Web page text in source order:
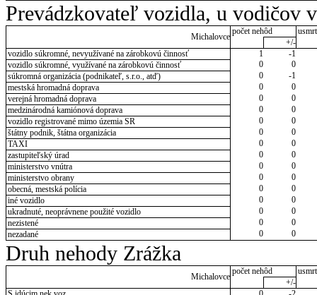
Prevádzkovateľ vozidla, u vodičov
Michalovce
počet nehôd
+/-
vozidlo súkromné, nevyužívané na zárobkovú činnosť
1
-1
vozidlo súkromné, využívané na zárobkovú činnosť
0
0
súkromná organizácia (podnikateľ, s.r.o., atď)
0
-1
mestská hromadná doprava
0
0
verejná hromadná doprava
0
0
medzinárodná kamiónová doprava
0
0
vozidlo registrované mimo územia SR
0
0
štátny podnik, štátna organizácia
0
0
TAXI
0
0
zastupiteľský úrad
0
0
ministerstvo vnútra
0
0
ministerstvo obrany
0
0
obecná, mestská polícia
0
0
iné vozidlo
0
0
ukradnuté, neoprávnene použité vozidlo
0
0
nezistené
0
0
nezadané
0 0
Druh nehody Zrážka
Michalovce
počet nehôd
+/-